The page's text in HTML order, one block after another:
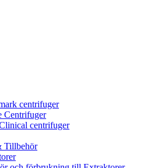
centrifuger
Centrifuger
centrifuger
Tillbehör